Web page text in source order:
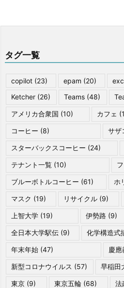
タグ一覧
copilot (23) epam (20)
Ketcher (26) Teams (48)
アメリカ合衆国 (10) カフェ
コーヒー (8) サザ
スターバックスコーヒー (24)
テナント一覧 (10)
ブルーボトルコーヒー (61) ホ
マスク (19) リサイクル (9)
上智大学 (19) 伊勢路 (9)
全日本大学駅伝 (9) 化学構造式
年末年始 (47) 慶應
新型コロナウイルス (57) 早稲田
東京 (9) 東京五輪 (68) 法